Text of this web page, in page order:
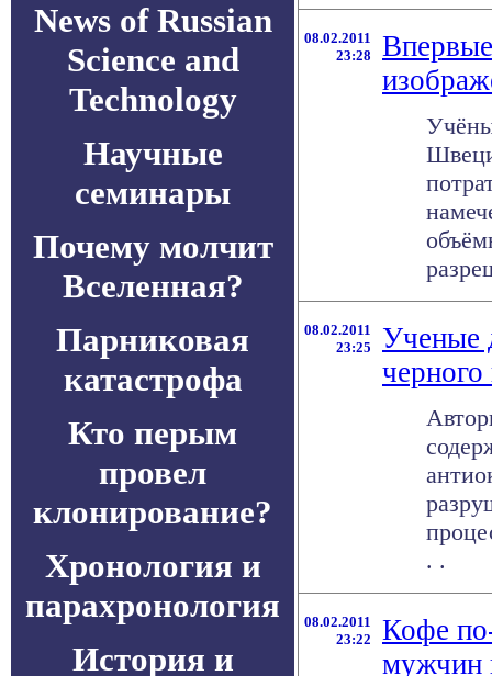
News of Russian
Science and
Technology
Научные
семинары
Почему молчит
Вселенная?
Парниковая
катастрофа
Кто перым
провел
клонирование?
Хронология и
парахронология
История и
08.02.2011
23:28
08.02.2011
23:25
Ученые
. .
08.02.2011
23:22
Кофе
мужчин